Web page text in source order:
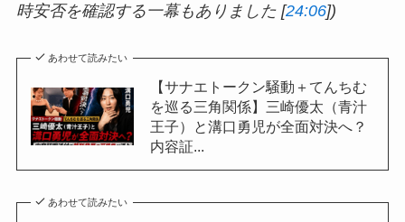
時安否を確認する一幕もありました [24:06])
あわせて読みたい
【サナエトークン騒動＋てんちむ
を巡る三角関係】三崎優太（青汁
王子）と溝口勇児が全面対決へ？
内容証...
あわせて読みたい